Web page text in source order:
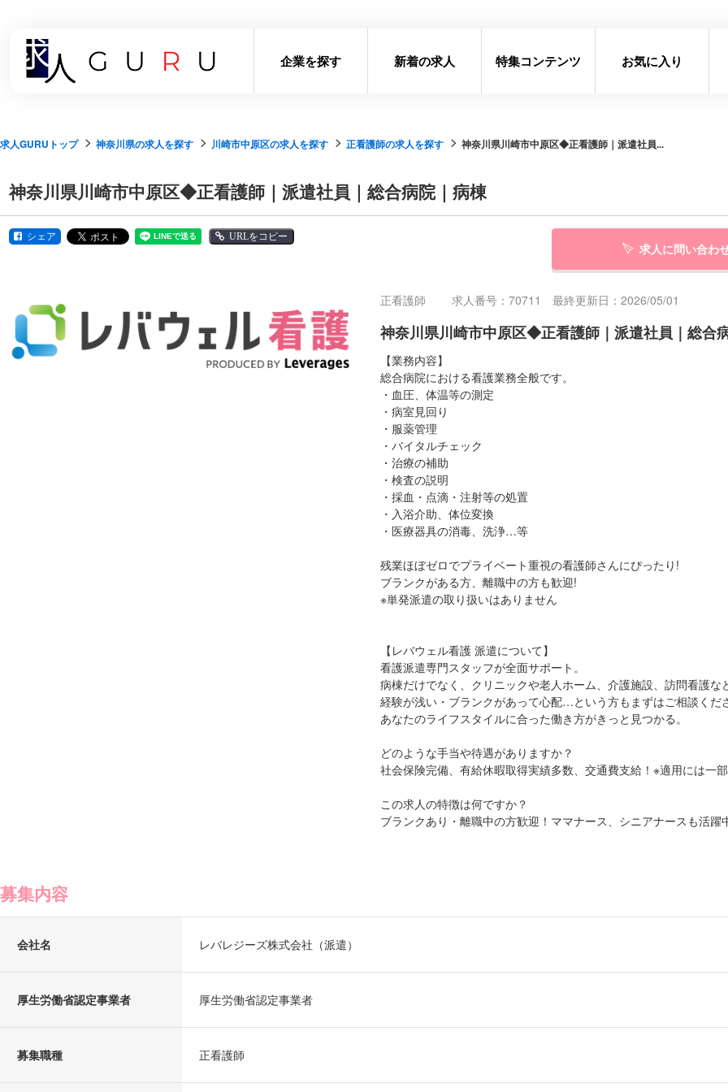
企業を探す 新着の求人 特集コンテンツ お気に入り
求人GURUトップ 神奈川県の求人を探す 川崎市中原区の求人を探す 正看護師の求人を探す 神奈川県川崎市中原区◆正看護師｜派遣社員...
神奈川県川崎市中原区◆正看護師｜派遣社員｜総合病院｜病棟
シェア URLをコピー
求人に問い合わ
正看護師 求人番号：70711 最終更新日：2026/05/01
神奈川県川崎市中原区◆正看護師｜派遣社員｜総合
【業務内容】
総合病院における看護業務全般です。
・血圧、体温等の測定
・病室見回り
・服薬管理
・バイタルチェック
・治療の補助
・検査の説明
・採血・点滴・注射等の処置
・入浴介助、体位変換
・医療器具の消毒、洗浄…等
残業ほぼゼロでプライベート重視の看護師さんにぴったり!
ブランクがある方、離職中の方も歓迎!
※単発派遣の取り扱いはありません
【レバウェル看護 派遣について】
看護派遣専門スタッフが全面サポート。
病棟だけでなく、クリニックや老人ホーム、介護施設、訪問看護な
経験が浅い・ブランクがあって心配…という方もまずはご相談くだ
あなたのライフスタイルに合った働き方がきっと見つかる。
どのような手当や待遇がありますか？
社会保険完備、有給休暇取得実績多数、交通費支給！※適用には一部
この求人の特徴は何ですか？
ブランクあり・離職中の方歓迎！ママナース、シニアナースも活
募集内容
会社名 レバレジーズ株式会社（派遣）
厚生労働省認定事業者 厚生労働省認定事業者
募集職種 正看護師